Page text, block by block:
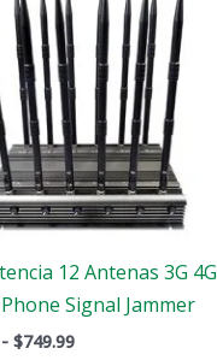
12 Antenas 3G 4G
Signal Jammer
- $749.99
$749.99